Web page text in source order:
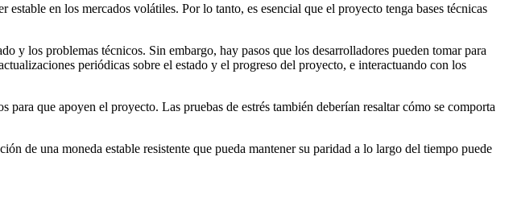
en los mercados volátiles. Por lo tanto, es esencial que el proyecto tenga bases técnicas
y los problemas técnicos. Sin embargo, hay pasos que los desarrolladores pueden tomar para
periódicas sobre el estado y el progreso del proyecto, e interactuando con los
que apoyen el proyecto. Las pruebas de estrés también deberían resaltar cómo se comporta
de una moneda estable resistente que pueda mantener su paridad a lo largo del tiempo puede